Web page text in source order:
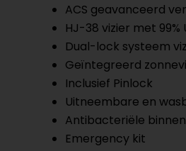
ACS geavanceerd
HJ-38 vizier met
Dual-lock systeem
Geïntegreerd
Inclusief Pinlock
Uitneembare en
Antibacteriële
Emergency kit